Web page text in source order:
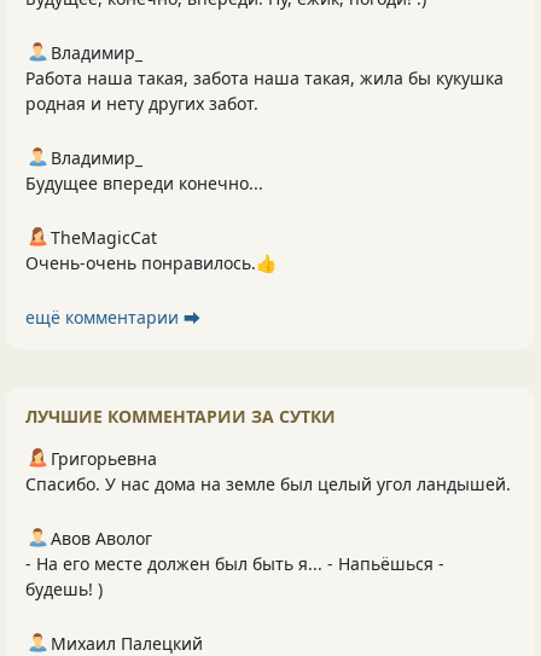
Владимир_
Работа наша такая, забота наша такая, жила бы кукушка
родная и нету других забот.
Владимир_
Будущее впереди конечно...
TheMagicCat
Очень-очень понравилось.👍
ещё комментарии ⮕
ЛУЧШИЕ КОММЕНТАРИИ ЗА СУТКИ
Григорьевна
Спасибо. У нас дома на земле был целый угол ландышей.
Авов Аволог
- На его месте должен был быть я... - Напьёшься -
будешь! )
Михаил Палецкий